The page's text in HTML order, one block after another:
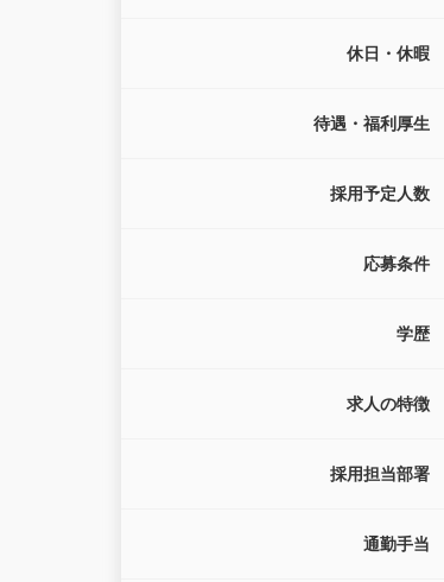
休日・休暇
待遇・福利厚生
採用予定人数
応募条件
学歴
求人の特徴
採用担当部署
通勤手当